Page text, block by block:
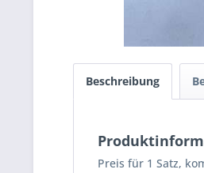
Beschreibung
Preis für 1 Satz,